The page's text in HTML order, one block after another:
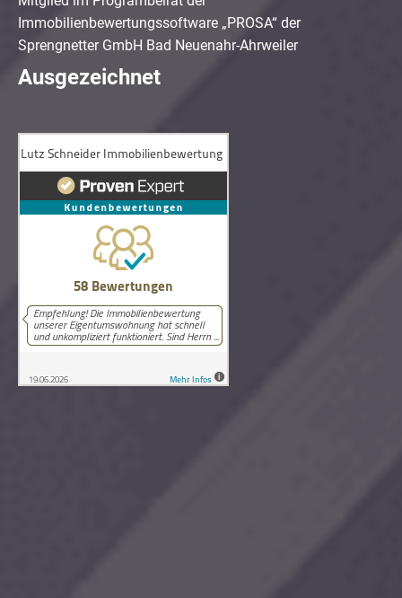
Immobilienbewertungssoftware „PROSA“ der
Sprengnetter GmbH Bad Neuenahr-Ahrweiler
Ausgezeichnet